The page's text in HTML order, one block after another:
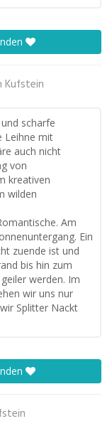
Kufstein
scharfe
Leihne mit
auch nicht
von
kreativen
wilden
Am
Ein
zuende ist und
bis hin zum
werden. Im
wir uns nur
Splitter Nackt